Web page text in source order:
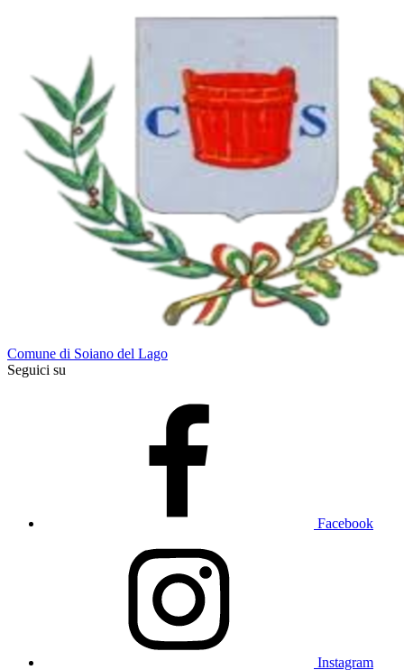
Comune di Soiano del Lago
Seguici su
Facebook
Instagram